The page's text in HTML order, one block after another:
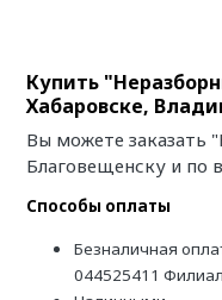
Купить
Хабаровске,
Вы можете заказать
Благовещенску и по
Способы оплаты
Безналичная
044525411